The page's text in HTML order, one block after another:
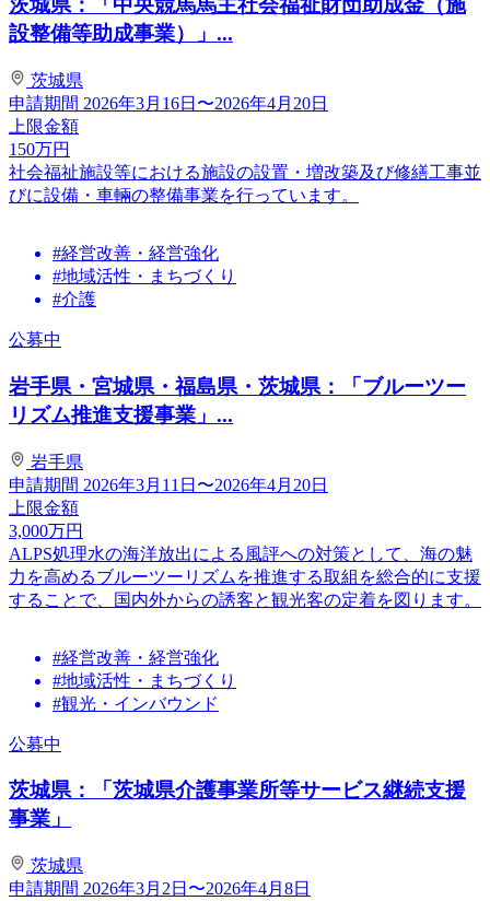
茨城県：「中央競馬馬主社会福祉財団助成金（施
設整備等助成事業）」...
茨城県
申請期間 2026年3月16日〜2026年4月20日
上限金額
150万円
社会福祉施設等における施設の設置・増改築及び修繕工事並
びに設備・車輛の整備事業を行っています。
#経営改善・経営強化
#地域活性・まちづくり
#介護
公募中
岩手県・宮城県・福島県・茨城県：「ブルーツー
リズム推進支援事業」...
岩手県
申請期間 2026年3月11日〜2026年4月20日
上限金額
3,000万円
ALPS処理水の海洋放出による風評への対策として、海の魅
力を高めるブルーツーリズムを推進する取組を総合的に支援
することで、国内外からの誘客と観光客の定着を図ります。
#経営改善・経営強化
#地域活性・まちづくり
#観光・インバウンド
公募中
茨城県：「茨城県介護事業所等サービス継続支援
事業」
茨城県
申請期間 2026年3月2日〜2026年4月8日